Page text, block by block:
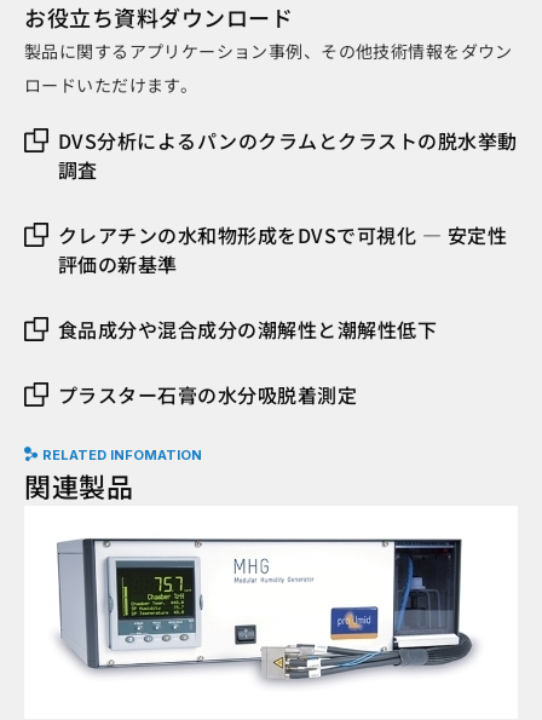
お役立ち資料ダウンロード
製品に関するアプリケーション事例、その他技術情報をダウン
ロードいただけます。
DVS分析によるパンのクラムとクラストの脱水挙動
調査
クレアチンの水和物形成をDVSで可視化 ― 安定性
評価の新基準
食品成分や混合成分の潮解性と潮解性低下
プラスター石膏の水分吸脱着測定
RELATED INFOMATION
関連製品